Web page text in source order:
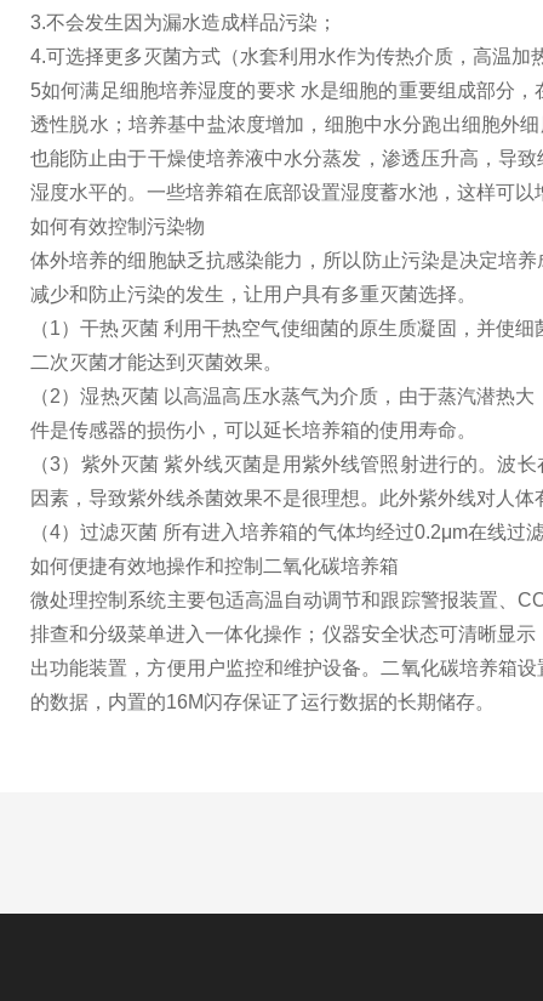
3.不会发生因为漏水造成样品污染；
4.可选择更多灭菌方式（水套利用水作为传热介质，高温
5如何满足细胞培养湿度的要求 水是细胞的重要组成部分
透性脱水；培养基中盐浓度增加，细胞中水分跑出细胞外
也能防止由于干燥使培养液中水分蒸发，渗透压升高，导
湿度水平的。一些培养箱在底部设置湿度蓄水池，这样可
如何有效控制污染物
体外培养的细胞缺乏抗感染能力，所以防止污染是决定培
减少和防止污染的发生，让用户具有多重灭菌选择。
（1）干热灭菌 利用干热空气使细菌的原生质凝固，并使
二次灭菌才能达到灭菌效果。
（2）湿热灭菌 以高温高压水蒸气为介质，由于蒸汽潜热
件是传感器的损伤小，可以延长培养箱的使用寿命。
（3）紫外灭菌 紫外线灭菌是用紫外线管照射进行的。波
因素，导致紫外线杀菌效果不是很理想。此外紫外线对人体
（4）过滤灭菌 所有进入培养箱的气体均经过0.2μm在线过
如何便捷有效地操作和控制二氧化碳培养箱
微处理控制系统主要包适高温自动调节和跟踪警报装置、
排查和分级菜单进入一体化操作；仪器安全状态可清晰显
出功能装置，方便用户监控和维护设备。二氧化碳培养箱
的数据，内置的16M闪存保证了运行数据的长期储存。